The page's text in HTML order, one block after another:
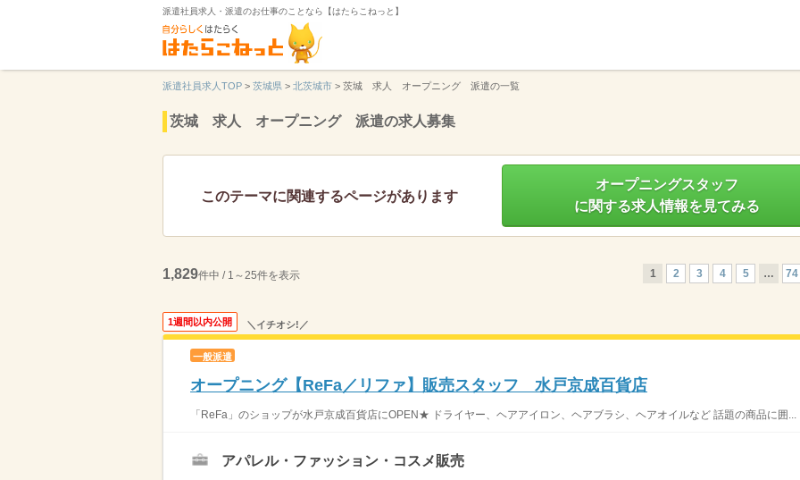
派遣社員求人・派遣のお仕事のことなら【はたらこねっと】
派遣社員求人TOP > 茨城県 > 北茨城市 > 茨城 求人 オープニング 派遣の一覧
茨城 求人 オープニング 派遣の求人募集
このテーマに関連するページがあります
オープニングスタッフ
に関する求人情報を見てみる
1,829件中 / 1～25件を表示 1 2 3 4 5 … 74
1週間以内公開 ＼イチオシ!／
一般派遣
オープニング【ReFa／リファ】販売スタッフ 水戸京成百貨店
「ReFa」のショップが水戸京成百貨店にOPEN★ ドライヤー、ヘアアイロン、ヘアブラシ、ヘアオイルなど 話題の商品に囲...
アパレル・ファッション・コスメ販売